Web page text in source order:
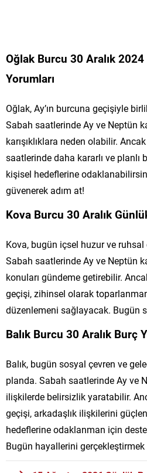
Oğlak Burcu 30 Aralık
Yorumları
Oğlak, Ay’ın burcuna geçişiyle
Sabah saatlerinde Ay ve Neptün
karışıklıklara neden olabilir.
saatlerinde daha kararlı ve planlı
kişisel hedeflerine
güvenerek adım at!
Kova Burcu 30 Aralık
Kova, bugün içsel huzur ve ruhsal
Sabah saatlerinde Ay ve Neptün
konuları gündeme getirebilir.
geçişi, zihinsel olarak
düzenlemeni sağlayacak. Bugün
Balık Burcu 30 Aralık Burç
Balık, bugün sosyal çevren ve
planda. Sabah saatlerinde Ay ve
ilişkilerde belirsizlik yaratabilir.
geçişi, arkadaşlık ilişkilerini
hedeflerine odaklanman için
Bugün hayallerini